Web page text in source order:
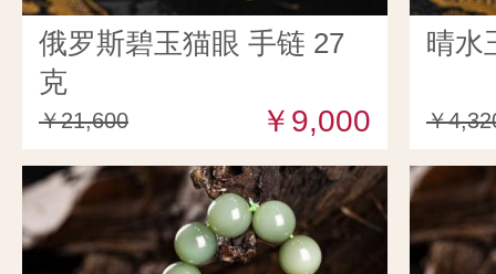
俄罗斯碧玉猫眼 手链 27
克
￥21,600 ￥9,000
晴水
￥